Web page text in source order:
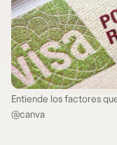
Entiende los factores
@canva